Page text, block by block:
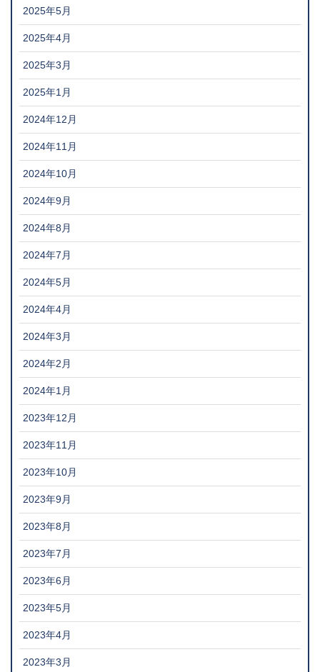
2025年5月
2025年4月
2025年3月
2025年1月
2024年12月
2024年11月
2024年10月
2024年9月
2024年8月
2024年7月
2024年5月
2024年4月
2024年3月
2024年2月
2024年1月
2023年12月
2023年11月
2023年10月
2023年9月
2023年8月
2023年7月
2023年6月
2023年5月
2023年4月
2023年3月